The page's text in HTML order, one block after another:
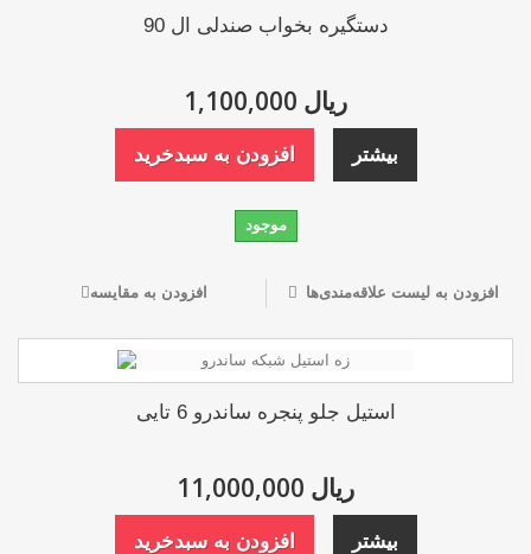
دستگیره بخواب صندلی ال 90
1,100,000 ریال
افزودن به سبدخرید بیشتر
موجود
افزودن به لیست علاقه‌مندی‌ها افزودن به مقایسه
استیل جلو پنجره ساندرو 6 تایی
11,000,000 ریال
افزودن به سبدخرید بیشتر